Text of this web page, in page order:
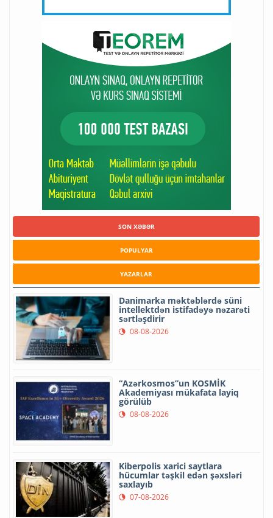
SON XƏBƏR
POPULYAR
YAZARLAR
Danimarka məktəblərdə süni
intellektdən istifadəyə nəzarəti
sərtləşdirir
08-08-2026
“Azərkosmos”un KOSMİK
Akademiyası mükafata layiq
görülüb
08-08-2026
Kiberpolis xarici saytlara
hücumlar təşkil edən şəxsləri
saxlayıb
07-08-2026